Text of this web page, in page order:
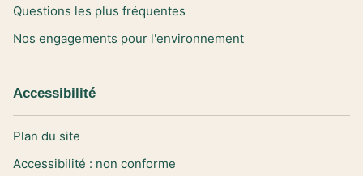
Questions les plus fréquentes
Nos engagements pour l'environnement
Accessibilité
Plan du site
Accessibilité : non conforme